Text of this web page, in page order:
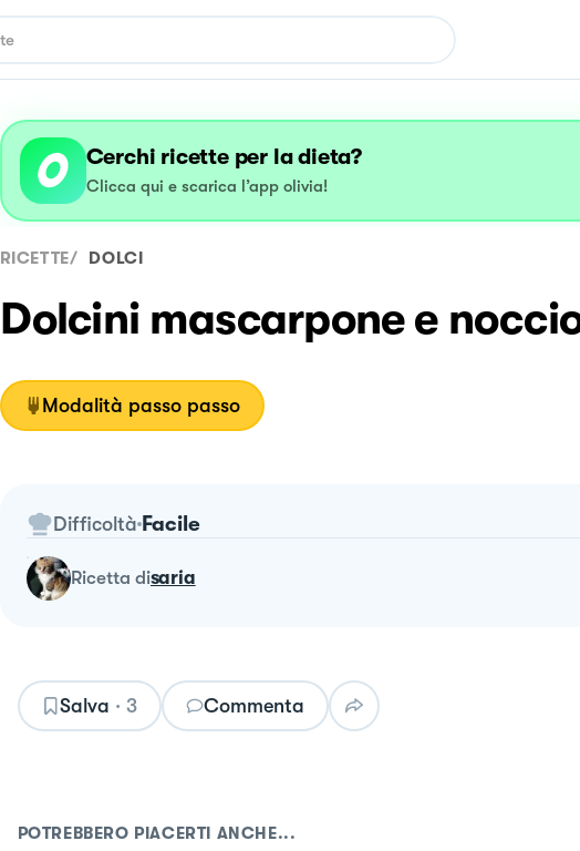
Cerchi ricette per la dieta?
Clicca qui e scarica l’app olivia!
RICETTE/ DOLCI
Dolcini mascarpone e
Modalità passo passo
Difficoltà Facile
ricetta disaria
Salva · 3 Commenta
POTREBBERO PIACERTI ANCHE...